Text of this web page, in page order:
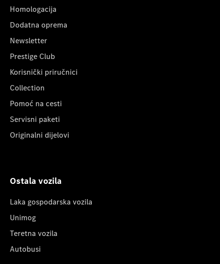
Homologacija
Dodatna oprema
Newsletter
Prestige Club
Korisnički priručnici
Collection
Pomoć na cesti
Servisni paketi
Originalni dijelovi
Ostala vozila
Laka gospodarska vozila
Unimog
Teretna vozila
Autobusi